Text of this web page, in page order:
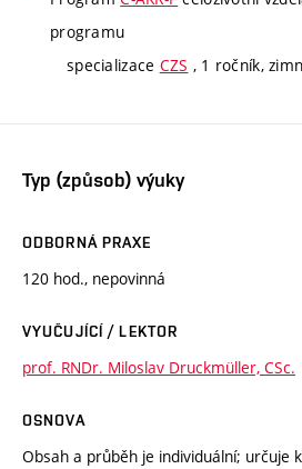
programu
specializace CZS , 1 ročník,
Typ (způsob) výuky
ODBORNÁ PRAXE
120 hod., nepovinná
VYUČUJÍCÍ / LEKTOR
prof. RNDr. Miloslav Druckmüller, CSc.
OSNOVA
Obsah a průběh je individuální; určuje